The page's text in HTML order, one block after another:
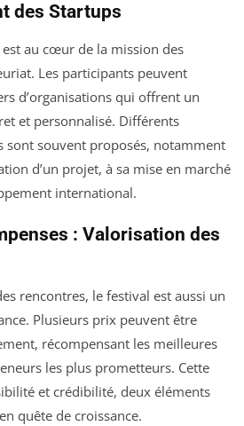
des Startups
au cœur de la mission des
Les participants peuvent
d’organisations qui offrent un
et personnalisé. Différents
sont souvent proposés, notamment
d’un projet, à sa mise en marché
international.
: Valorisation des
rencontres, le festival est aussi un
Plusieurs prix peuvent être
récompensant les meilleures
les plus prometteurs. Cette
et crédibilité, deux éléments
quête de croissance.